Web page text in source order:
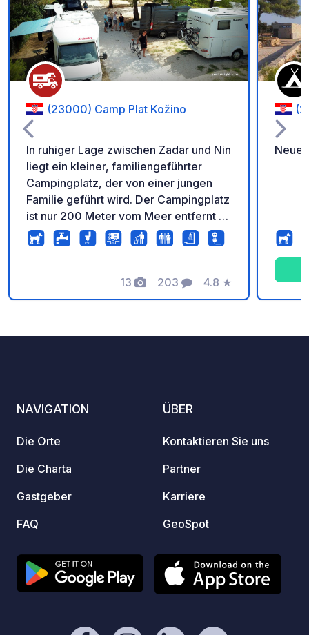
Zu Ihren Favoriten
(23000) Camp Plat Kožino
In ruhiger Lage zwischen Zadar und Nin
liegt ein kleiner, familiengeführter
Campingplatz, der von einer jungen
Familie geführt wird. Der Campingplatz
ist nur 200 Meter vom Meer entfernt –
zwei Gehminuten entfernt – und bietet
ebene, teilweise schattige Stellplätze,
alles, was Sie für einen komfortablen
km entfernt und mit dem Fahrrad in
Die Umgebung lädt zum Entspannen
und Erkunden ein. Willkommen im
13
Fotos
203
Kommentare
4.8
Bewertung
★
NAVIGATION
Die Orte
Die Charta
Gastgeber
FAQ
ÜBER
Kontaktieren Sie uns
Partner
Karriere
GeoSpot